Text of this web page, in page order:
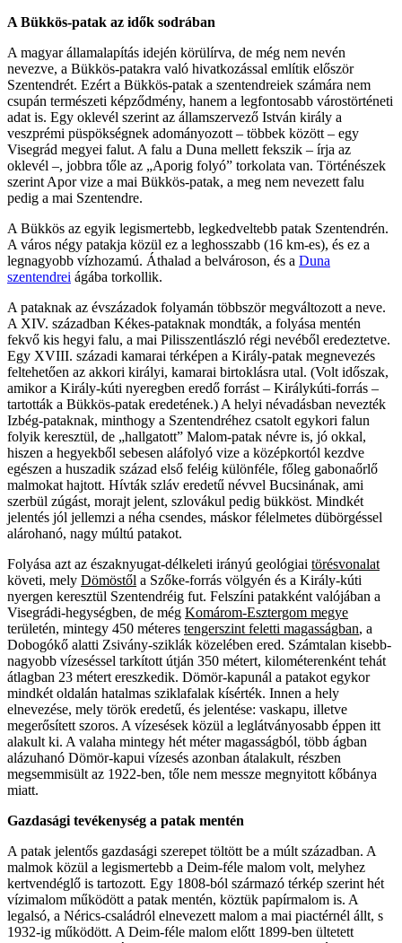
A Bükkös-patak az idők sodrában
A magyar államalapítás idején körülírva, de még nem nevén
nevezve, a Bükkös-patakra való hivatkozással említik először
Szentendrét. Ezért a Bükkös-patak a szentendreiek számára nem
csupán természeti képződmény, hanem a legfontosabb várostörténeti
adat is. Egy oklevél szerint az államszervező István király a
veszprémi püspökségnek adományozott – többek között – egy
Visegrád megyei falut. A falu a Duna mellett fekszik – írja az
oklevél –, jobbra tőle az „Aporig folyó” torkolata van. Történészek
szerint Apor vize a mai Bükkös-patak, a meg nem nevezett falu
pedig a mai Szentendre.
A Bükkös az egyik legismertebb, legkedveltebb patak Szentendrén.
A város négy patakja közül ez a leghosszabb (16 km-es), és ez a
legnagyobb vízhozamú. Áthalad a belvároson, és a Duna
szentendrei ágába torkollik.
A pataknak az évszázadok folyamán többször megváltozott a neve.
A XIV. században Kékes-pataknak mondták, a folyása mentén
fekvő kis hegyi falu, a mai Pilisszentlászló régi nevéből eredeztetve.
Egy XVIII. századi kamarai térképen a Király-patak megnevezés
feltehetően az akkori királyi, kamarai birtoklásra utal. (Volt időszak,
amikor a Király-kúti nyeregben eredő forrást – Királykúti-forrás –
tartották a Bükkös-patak eredetének.) A helyi névadásban nevezték
Izbég-pataknak, minthogy a Szentendréhez csatolt egykori falun
folyik keresztül, de „hallgatott” Malom-patak névre is, jó okkal,
hiszen a hegyekből sebesen aláfolyó vize a középkortól kezdve
egészen a huszadik század első feléig különféle, főleg gabonaőrlő
malmokat hajtott. Hívták szláv eredetű névvel Bucsinának, ami
szerbül zúgást, morajt jelent, szlovákul pedig bükköst. Mindkét
jelentés jól jellemzi a néha csendes, máskor félelmetes dübörgéssel
alárohanó, nagy múltú patakot.
Folyása azt az északnyugat-délkeleti irányú geológiai törésvonalat
követi, mely Dömöstől a Szőke-forrás völgyén és a Király-kúti
nyergen keresztül Szentendréig fut. Felszíni patakként valójában a
Visegrádi-hegységben, de még Komárom-Esztergom megye
területén, mintegy 450 méteres tengerszint feletti magasságban, a
Dobogókő alatti Zsivány-sziklák közelében ered. Számtalan kisebb-
nagyobb vízeséssel tarkított útján 350 métert, kilométerenként tehát
átlagban 23 métert ereszkedik. Dömör-kapunál a patakot egykor
mindkét oldalán hatalmas sziklafalak kísérték. Innen a hely
elnevezése, mely török eredetű, és jelentése: vaskapu, illetve
megerősített szoros. A vízesések közül a leglátványosabb éppen itt
alakult ki. A valaha mintegy hét méter magasságból, több ágban
alázuhanó Dömör-kapui vízesés azonban átalakult, részben
megsemmisült az 1922-ben, tőle nem messze megnyitott kőbánya
miatt.
Gazdasági tevékenység a patak mentén
A patak jelentős gazdasági szerepet töltött be a múlt században. A
malmok közül a legismertebb a Deim-féle malom volt, melyhez
kertvendéglő is tartozott. Egy 1808-ból származó térkép szerint hét
vízimalom működött a patak mentén, köztük papírmalom is. A
legalsó, a Nérics-családról elnevezett malom a mai piactérnél állt, s
1932-ig működött. A Deim-féle malom előtt 1899-ben ültetett